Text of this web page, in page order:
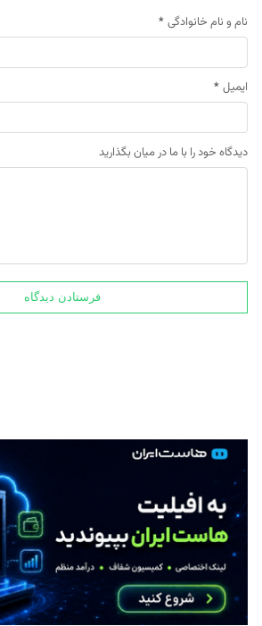
نام و نام خانوادگی *
ایمیل *
دیدگاه خود را با ما در میان بگذارید